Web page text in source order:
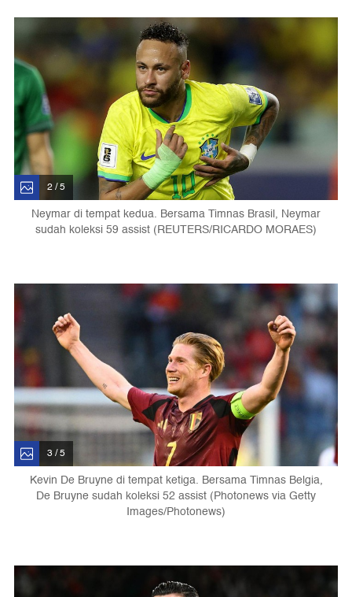
2 / 5
Neymar di tempat kedua. Bersama Timnas Brasil, Neymar
sudah koleksi 59 assist (REUTERS/RICARDO MORAES)
3 / 5
Kevin De Bruyne di tempat ketiga. Bersama Timnas Belgia,
De Bruyne sudah koleksi 52 assist (Photonews via Getty
Images/Photonews)